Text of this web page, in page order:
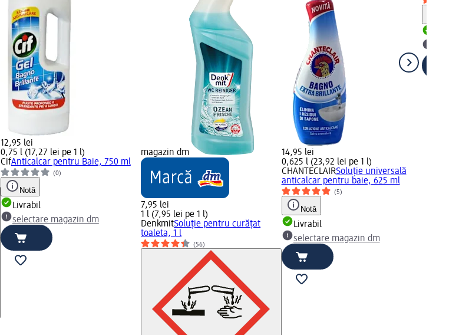
12,95 lei
0,75 l (17,27 lei pe 1 l)
CifAnticalcar pentru Baie, 750 ml
(0)
Notă
Livrabil
selectare magazin dm
magazin dm
7,95 lei
1 l (7,95 lei pe 1 l)
DenkmitSoluție pentru curățat
toaleta, 1 l
(56)
14,95 lei
0,625 l (23,92 lei pe 1 l)
CHANTECLAIRSoluție universală
anticalcar pentru baie, 625 ml
(5)
Notă
Livrabil
selectare magazin dm